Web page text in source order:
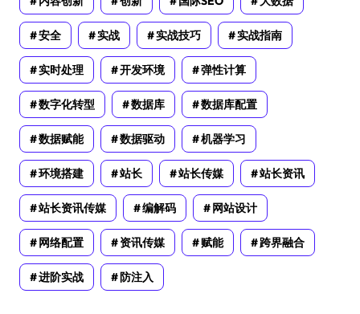
安全 实战 实战技巧 实战指南
实时处理 开发环境 弹性计算
数字化转型 数据库 数据库配置
数据赋能 数据驱动 机器学习
环境搭建 站长 站长传媒 站长资讯
站长资讯传媒 编解码 网站设计
网络配置 资讯传媒 赋能 跨界融合
进阶实战 防注入